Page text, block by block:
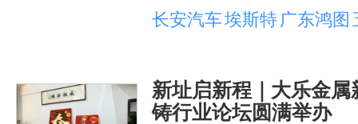
长安汽车埃斯特 广东鸿图
新址启新程｜大乐金
铸行业论坛圆满举办